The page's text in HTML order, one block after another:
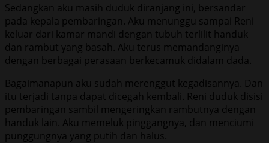
Sedangkan aku masih duduk diranjang ini, bersandar
pada kepala pembaringan. Aku menunggu sampai Reni
keluar dari kamar mandi dengan tubuh terlilit handuk
dan rambut yang basah. Aku terus memandanginya
dengan berbagai perasaan berkecamuk didalam dada.
Bagaimanapun aku sudah merenggut kegadisannya. Dan
itu terjadi tanpa dapat dicegah kembali. Reni duduk disisi
pembaringan sambil mengeringkan rambutnya dengan
handuk lain. Aku memeluk pinggangnya, dan menciumi
punggungnya yang putih dan halus.